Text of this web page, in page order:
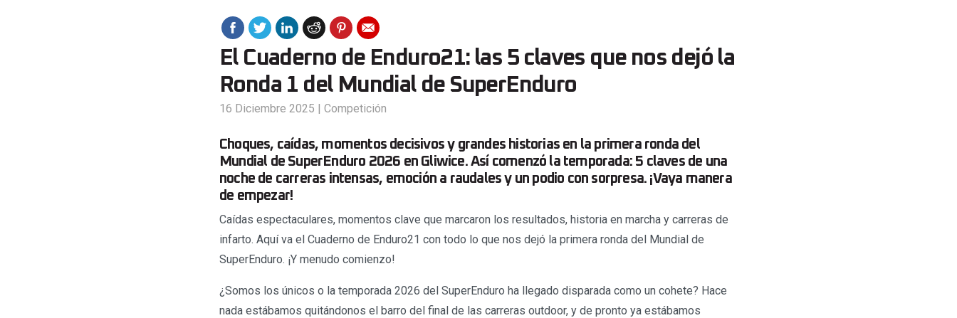
El Cuaderno de Enduro21: las 5 claves que nos dejó la
Ronda 1 del Mundial de SuperEnduro
16 Diciembre 2025 | Competición
Choques, caídas, momentos decisivos y grandes historias en la primera ronda del
Mundial de SuperEnduro 2026 en Gliwice. Así comenzó la temporada: 5 claves de una
noche de carreras intensas, emoción a raudales y un podio con sorpresa. ¡Vaya manera
de empezar!
Caídas espectaculares, momentos clave que marcaron los resultados, historia en marcha y carreras de
infarto. Aquí va el Cuaderno de Enduro21 con todo lo que nos dejó la primera ronda del Mundial de
SuperEnduro. ¡Y menudo comienzo!
¿Somos los únicos o la temporada 2026 del SuperEnduro ha llegado disparada como un cohete? Hace
nada estábamos quitándonos el barro del final de las carreras outdoor, y de pronto ya estábamos